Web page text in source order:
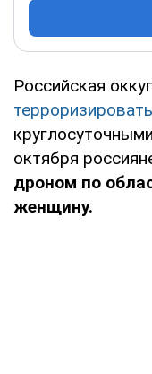
Российская
терроризировать
октября
дроном по
женщину.